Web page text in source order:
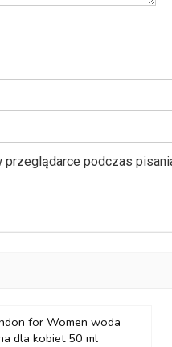
przeglądarce podczas
for Women woda
dla kobiet 50 ml